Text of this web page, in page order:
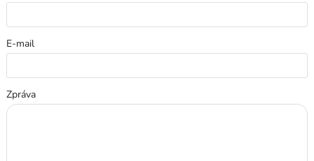
E-mail
Zpráva